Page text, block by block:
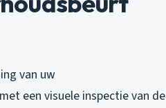
van uw
een visuele inspectie van de